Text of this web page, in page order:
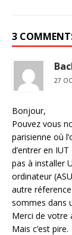
3
27
Bonjour,
Pouvez vous
parisienne où
d’entrer en
pas à installer
ordinateur
autre
sommes dans
Merci de votre
Mais c’est pire.